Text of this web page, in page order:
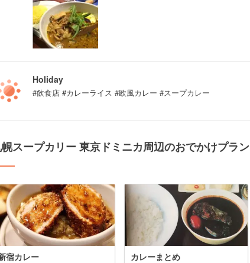
Holiday
#飲食店 #カレーライス #欧風カレー #スープカレー
スープカリー 東京ドミニカ周辺のおでかけプラン
宿カレー カレーまとめ